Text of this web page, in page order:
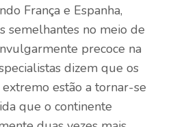
França e Espanha,
semelhantes no meio de
precoce na
dizem que os
estão a tornar-se
que o continente